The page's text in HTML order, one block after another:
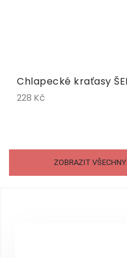
Chlapecké kraťasy
228 Kč
ZOBRAZIT